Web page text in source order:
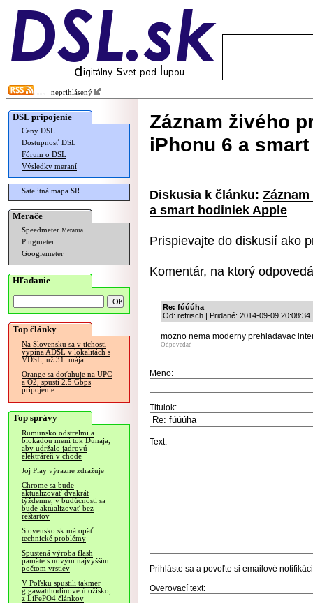
neprihlásený
DSL pripojenie
Ceny DSL
Dostupnosť DSL
Fórum o DSL
Výsledky meraní
Satelitná mapa SR
Merače
Speedmeter Merania
Pingmeter
Googlemeter
Hľadanie
Top články
Na Slovensku sa v tichosti
vypína ADSL v lokalitách s
VDSL, už 31. mája
Orange sa doťahuje na UPC
a O2, spustí 2.5 Gbps
pripojenie
Top správy
Rumunsko odstrelmi a
blokádou mení tok Dunaja,
aby udržalo jadrovú
elektráreň v chode
Joj Play výrazne zdražuje
Chrome sa bude
aktualizovať dvakrát
týždenne, v budúcnosti sa
bude aktualizovať bez
reštartov
Slovensko.sk má opäť
technické problémy
Spustená výroba flash
pamäte s novým najvyšším
počtom vrstiev
V Poľsku spustili takmer
gigawatthodinové úložisko,
z LiFePO4 článkov
Záznam živého
iPhonu 6 a
Diskusia k článku:
a smart hodiniek Apple
Prispievajte do diskusií ako
Komentár, na ktorý
Re: fúúúha
Od: refrisch | Pridané: 2014-09-09 20:08:34
mozno nema moderny prehladavac
Odpovedať
Meno:
Titulok:
Text:
Prihláste sa a povoľte si emailové
Overovací text: